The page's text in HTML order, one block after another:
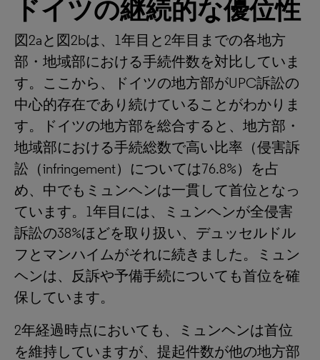
ドイツの継続的な優位性
図2aと図2bは、1年目と2年目までの各地方
部・地域部における手続件数を対比していま
す。ここから、ドイツの地方部がUPC訴訟の
中心的存在であり続けていることがわかりま
す。ドイツの地方部を総合すると、地方部・
地域部における手続総数で高い比率（侵害訴
訟（infringement）については76.8%）を占
め、中でもミュンヘンは一貫して首位となっ
ています。1年目には、ミュンヘンが全侵害
訴訟の38%ほどを取り扱い、デュッセルドル
フとマンハイムがそれに続きました。ミュン
ヘンは、反訴や予備手続についても首位を確
保しています。
2年経過時点においても、ミュンヘンは首位
を維持していますが、提起件数が他の地方部